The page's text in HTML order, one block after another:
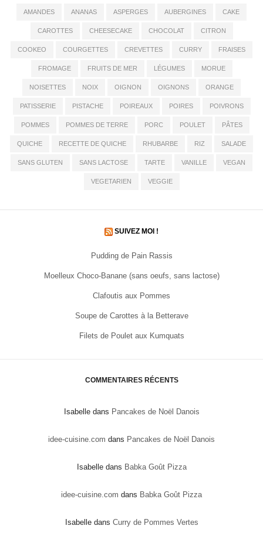
AMANDES ANANAS ASPERGES AUBERGINES CAKE
CAROTTES CHEESECAKE CHOCOLAT CITRON
COOKEO COURGETTES CREVETTES CURRY FRAISES
FROMAGE FRUITS DE MER LÉGUMES MORUE
NOISETTES NOIX OIGNON OIGNONS ORANGE
PATISSERIE PISTACHE POIREAUX POIRES POIVRONS
POMMES POMMES DE TERRE PORC POULET PÂTES
QUICHE RECETTE DE QUICHE RHUBARBE RIZ SALADE
SANS GLUTEN SANS LACTOSE TARTE VANILLE VEGAN
VEGETARIEN VEGGIE
SUIVEZ MOI !
Pudding de Pain Rassis
Moelleux Choco-Banane (sans oeufs, sans lactose)
Clafoutis aux Pommes
Soupe de Carottes à la Betterave
Filets de Poulet aux Kumquats
COMMENTAIRES RÉCENTS
Isabelledans Pancakes de Noël Danois
idee-cuisine.com dans Pancakes de Noël Danois
Isabelledans Babka Goût Pizza
idee-cuisine.com dans Babka Goût Pizza
Isabelledans Curry de Pommes Vertes